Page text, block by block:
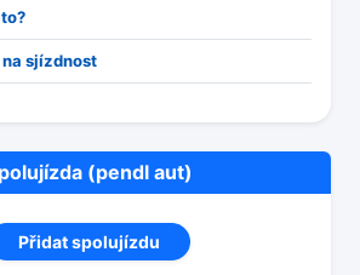
sjízdnost
(pendl aut)
Přidat spolujízdu